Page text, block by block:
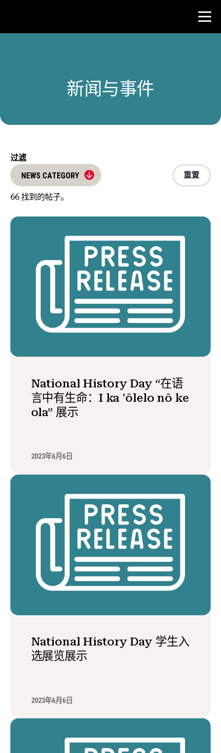
新闻与事件
关于 NHD
新闻与事件
过滤
NEWS CATEGORY
66 找到的帖子。
重置
National History Day “在语
言中有生命：I ka 'ōlelo nō ke
ola” 展示
2023年6月6日
National History Day 学生入
选展览展示
2023年6月6日